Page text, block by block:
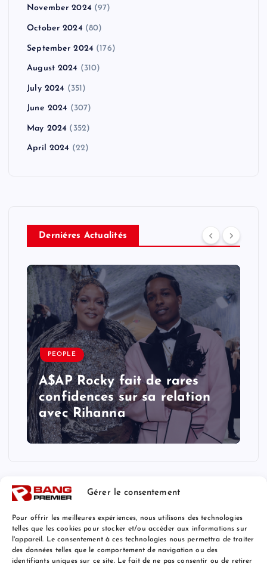
Gérer le consentement
Pour offrir les meilleures expériences, nous utilisons des technologies
telles que les cookies pour stocker et/ou accéder aux informations sur
l'appareil. Le consentement à ces technologies nous permettra de traiter
des données telles que le comportement de navigation ou des
identifiants uniques sur ce site. Le fait de ne pas consentir ou de retirer
November 2024 (97)
October 2024 (80)
September 2024 (176)
August 2024 (310)
July 2024 (351)
June 2024 (307)
May 2024 (352)
April 2024 (22)
Derniéres Actualités
PEOPLE
A$AP Rocky fait de rares
confidences sur sa relation
avec Rihanna
Mentions Légales